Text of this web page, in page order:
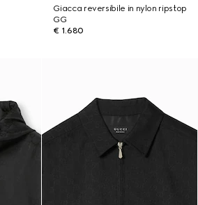
Giacca reversibile in nylon ripstop
GG
€ 1.680